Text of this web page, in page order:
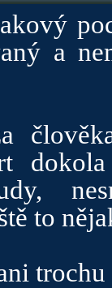
a
to